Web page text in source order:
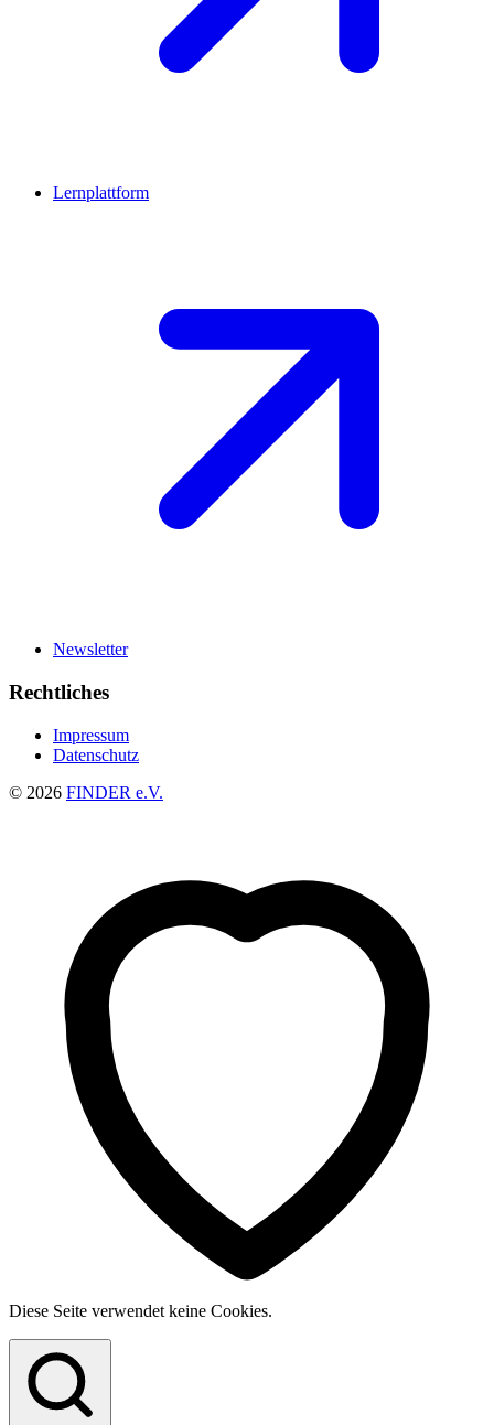
Lernplattform
Newsletter
Rechtliches
Impressum
Datenschutz
© 2026 FINDER e.V.
Diese Seite verwendet keine Cookies.